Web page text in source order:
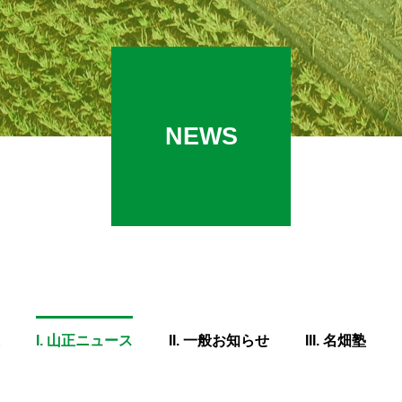
NEWS
I. 山正ニュース II. 一般お知らせ III. 名畑塾